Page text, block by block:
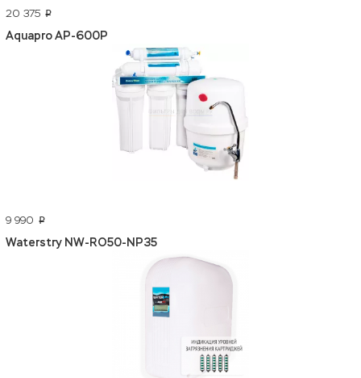
20 375 p
Aquapro AP-600P
9 990 p
Waterstry NW-RO50-NP35